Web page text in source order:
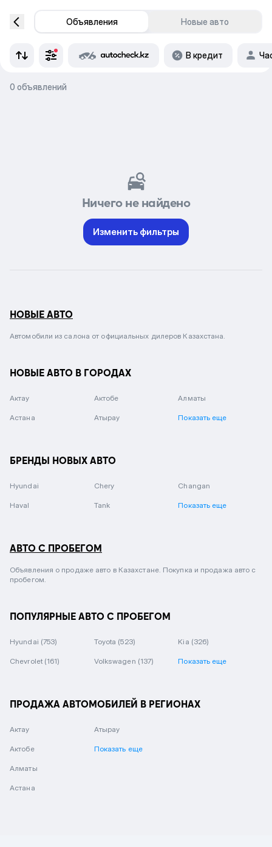
Объявления Новые авто
В кредит
0 объявлений
Ничего не найдено
Изменить фильтры
НОВЫЕ АВТО
Автомобили из салона от официальных дилеров Казахстана.
НОВЫЕ АВТО В ГОРОДАХ
Актау Актобе Алматы
Астана Атырау Показать еще
БРЕНДЫ НОВЫХ АВТО
Hyundai Chery Changan
Haval Tank Показать еще
АВТО С ПРОБЕГОМ
Объявления о продаже авто в Казахстане. Покупка и продажа авто с
пробегом.
ПОПУЛЯРНЫЕ АВТО С ПРОБЕГОМ
Hyundai (753) Toyota (523) Kia (326)
Chevrolet (161) Volkswagen (137) Показать еще
ПРОДАЖА АВТОМОБИЛЕЙ В РЕГИОНАХ
Актау
Актобе
Алматы
Астана
Атырау
Показать еще